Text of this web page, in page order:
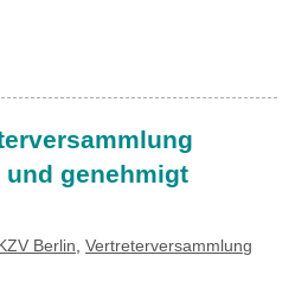
genehmigt
Berlin ,Vertreterversammlung